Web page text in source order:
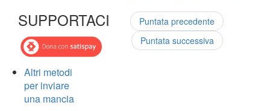
SUPPORTACI
Altri metodi
per inviare
una mancia
Puntata precedente
Puntata successiva